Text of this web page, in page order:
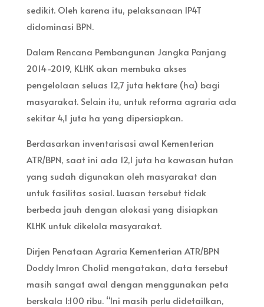
sedikit. Oleh karena itu, pelaksanaan IP4T
didominasi BPN.
Dalam Rencana Pembangunan Jangka Panjang
2014-2019, KLHK akan membuka akses
pengelolaan seluas 12,7 juta hektare (ha) bagi
masyarakat. Selain itu, untuk reforma agraria ada
sekitar 4,1 juta ha yang dipersiapkan.
Berdasarkan inventarisasi awal Kementerian
ATR/BPN, saat ini ada 12,1 juta ha kawasan hutan
yang sudah digunakan oleh masyarakat dan
untuk fasilitas sosial. Luasan tersebut tidak
berbeda jauh dengan alokasi yang disiapkan
KLHK untuk dikelola masyarakat.
Dirjen Penataan Agraria Kementerian ATR/BPN
Doddy Imron Cholid mengatakan, data tersebut
masih sangat awal dengan menggunakan peta
berskala 1:100 ribu. “Ini masih perlu didetailkan,